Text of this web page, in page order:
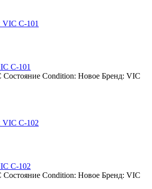
C-101
Состояние Condition: Новое Бренд: VIC
C-102
Состояние Condition: Новое Бренд: VIC